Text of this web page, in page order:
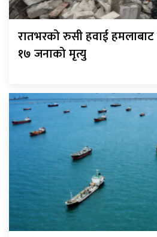
रातभरको रुसी हवाई हमलाबाट
१७ जनाको मृत्यु